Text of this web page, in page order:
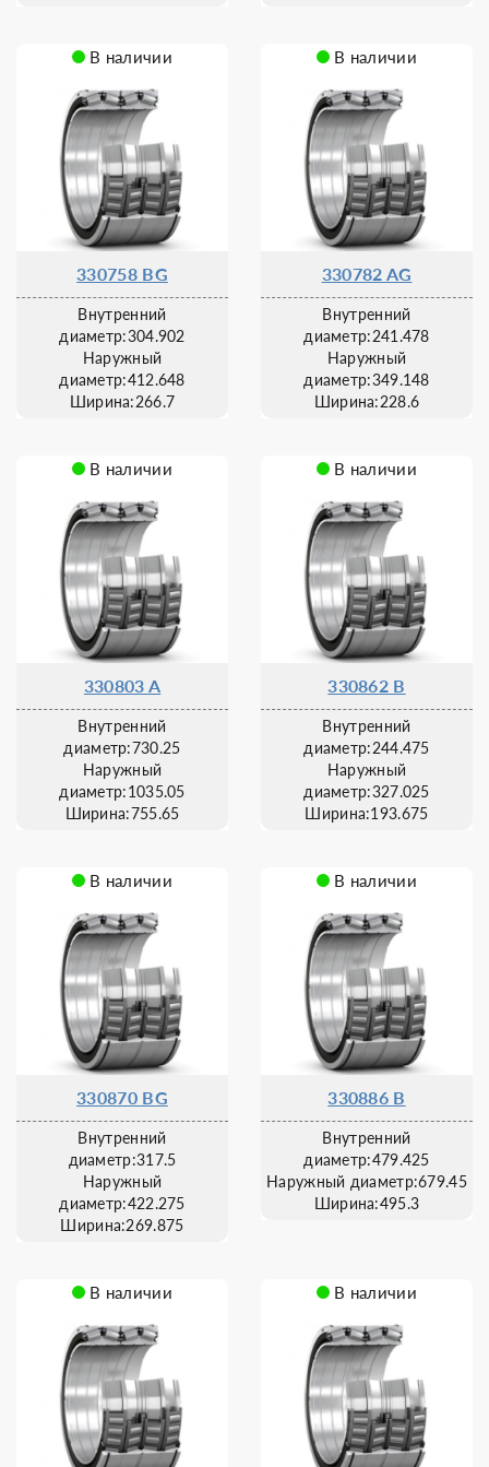
В наличии
330758 BG
Внутренний
диаметр:304.902
Наружный
диаметр:412.648
Ширина:266.7
В наличии
330782 AG
Внутренний
диаметр:241.478
Наружный
диаметр:349.148
Ширина:228.6
В наличии
330803 A
Внутренний
диаметр:730.25
Наружный
диаметр:1035.05
Ширина:755.65
В наличии
330862 B
Внутренний
диаметр:244.475
Наружный
диаметр:327.025
Ширина:193.675
В наличии
330870 BG
Внутренний
диаметр:317.5
Наружный
диаметр:422.275
Ширина:269.875
В наличии
330886 B
Внутренний
диаметр:479.425
Наружный диаметр:679.45
Ширина:495.3
В наличии В наличии